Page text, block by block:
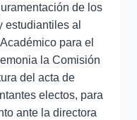
de los
estudiantiles al
para el
la Comisión
del acta de
electos, para
ante la directora